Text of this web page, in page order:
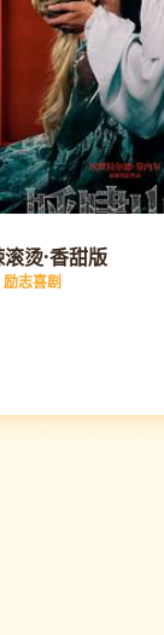
烫·香甜版
励志喜剧